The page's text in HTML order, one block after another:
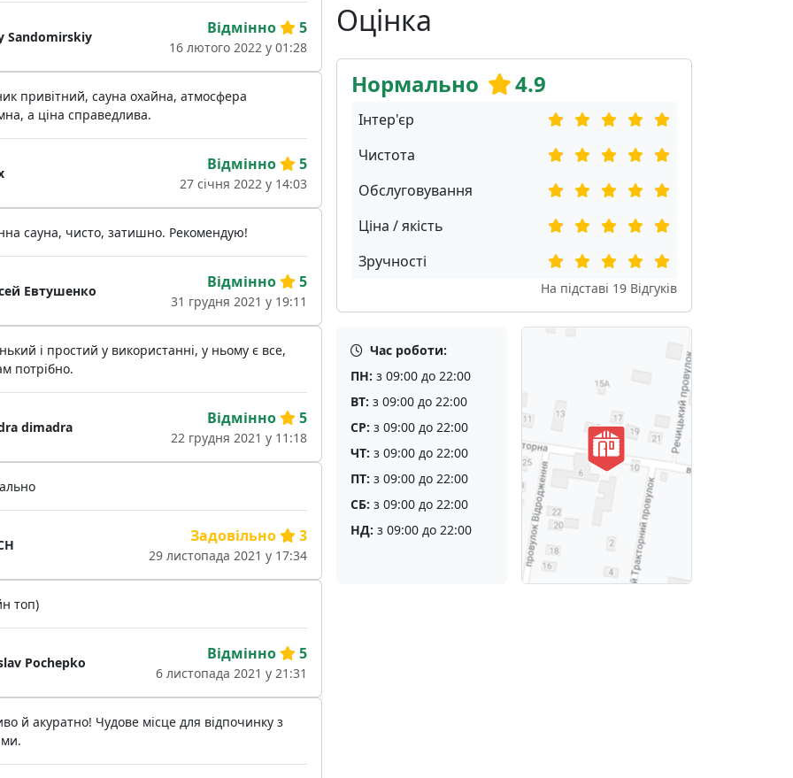
Оцінка
Нормально 4.9
Інтер'єр
Чистота
Обслуговування
Ціна / якість
Зручності
На підставі 19 Відгуків
Час роботи:
ПН: з 09:00 до 22:00
ВТ: з 09:00 до 22:00
СР: з 09:00 до 22:00
ЧТ: з 09:00 до 22:00
ПТ: з 09:00 до 22:00
СБ: з 09:00 до 22:00
НД: з 09:00 до 22:00
Sandomirskiy Відмінно 5
16 лютого 2022 у 01:28
привітний, сауна охайна, атмосфера
а ціна справедлива.
Відмінно 5
27 січня 2022 у 14:03
сауна, чисто, затишно. Рекомендую!
Евтушенко Відмінно 5
31 грудня 2021 у 19:11
і простий у використанні, у ньому є все,
потрібно.
dimadra Відмінно 5
22 грудня 2021 у 11:18
Задовільно 3
29 листопада 2021 у 17:34
топ)
Pochepko Відмінно 5
6 листопада 2021 у 21:31
й акуратно! Чудове місце для відпочинку з